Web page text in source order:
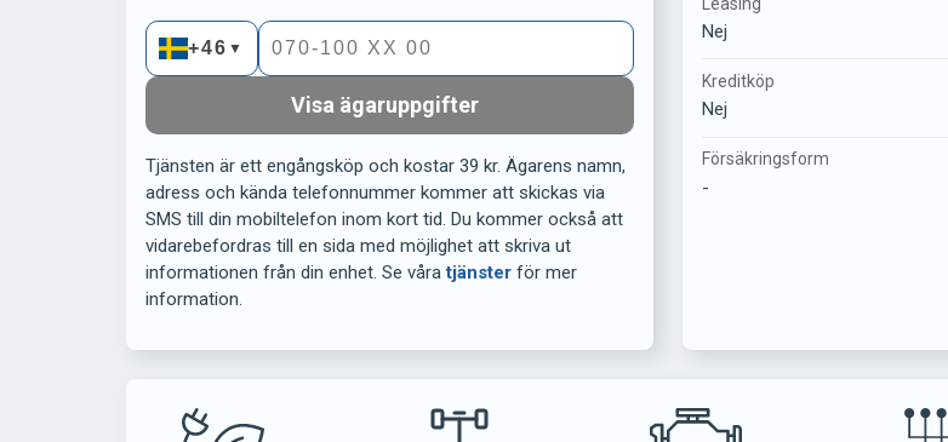
+46 ▼
Visa ägaruppgifter
Tjänsten är ett engångsköp och kostar 39 kr. Ägarens namn,
adress och kända telefonnummer kommer att skickas via
SMS till din mobiltelefon inom kort tid. Du kommer också att
vidarebefordras till en sida med möjlighet att skriva ut
informationen från din enhet. Se våratjänster för mer
information.
Nej
Kreditköp
Nej
Försäkringsform
-